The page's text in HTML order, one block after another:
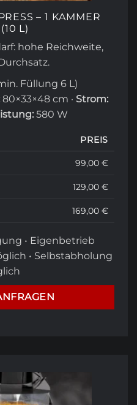
– 1 KAMMER
L)
hohe Reichweite,
Füllung 6 L)
80×33×48 cm · Strom:
580 W
PREIS
99,00 €
129,00 €
169,00 €
• Eigenbetrieb
• Selbstabholung